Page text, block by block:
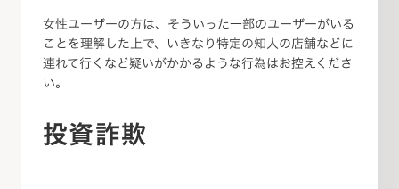
女性ユーザーの方は、そういった一部のユーザーがいる
ことを理解した上で、いきなり特定の知人の店舗などに
連れて行くなど疑いがかかるような行為はお控えくださ
い。
投資詐欺